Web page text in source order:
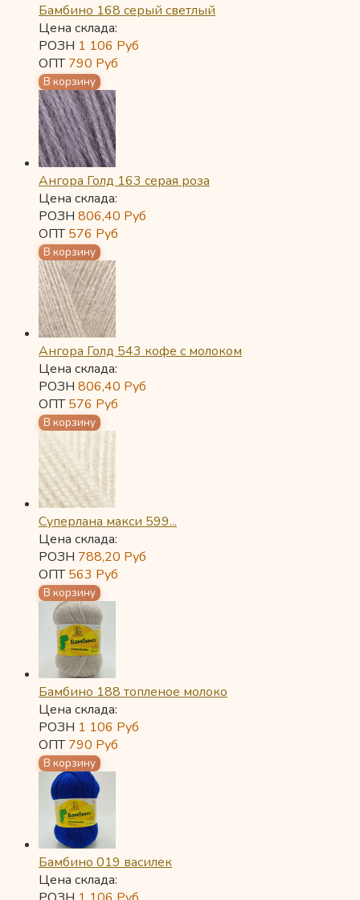
Бамбино 168 серый светлый
Цена склада:
РОЗН 1 106 Руб
ОПТ790 Руб
Ангора Голд 163 серая роза
Цена склада:
РОЗН 806,40 Руб
ОПТ576 Руб
Ангора Голд 543 кофе с молоком
Цена склада:
РОЗН 806,40 Руб
ОПТ576 Руб
Суперлана макси 599...
Цена склада:
РОЗН 788,20 Руб
ОПТ563 Руб
Бамбино 188 топленое молоко
Цена склада:
РОЗН 1 106 Руб
ОПТ790 Руб
Бамбино 019 василек
Цена склада: